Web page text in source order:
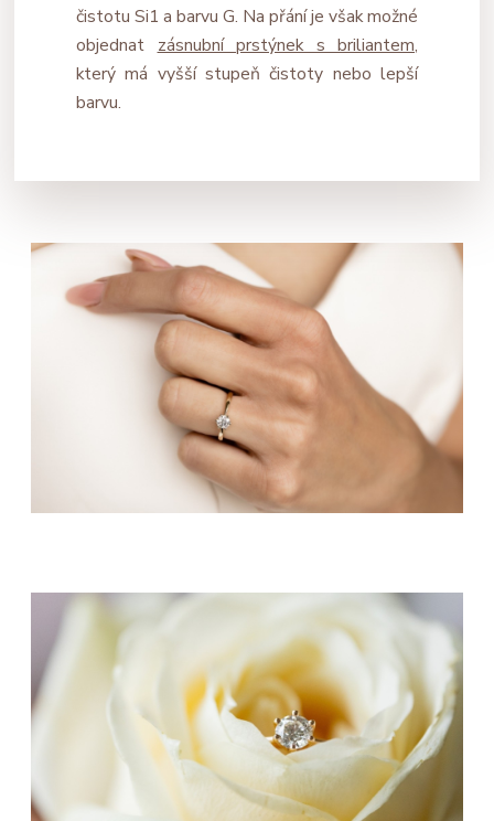
čistotu Si1 a barvu G. Na přání je však možné
objednat zásnubní prstýnek s briliantem,
který má vyšší stupeň čistoty nebo lepší
barvu.